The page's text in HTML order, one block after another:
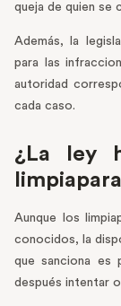
queja de quien se
Además, la
para las
autoridad
cada caso.
¿La ley
Aunque los
conocidos, la
que sanciona es
después intentar